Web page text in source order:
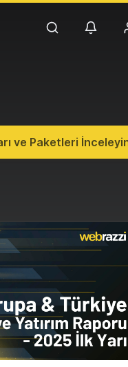
ve Paketleri